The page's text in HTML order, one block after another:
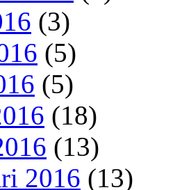
(3)
(5)
(5)
(18)
(13)
2016 (13)